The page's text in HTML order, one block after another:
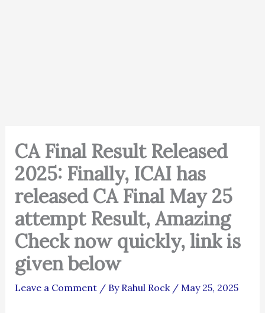
CA Final Result Released
2025: Finally, ICAI has
released CA Final May 25
attempt Result, Amazing
Check now quickly, link is
given below
Leave a Comment / By Rahul Rock / May 25, 2025